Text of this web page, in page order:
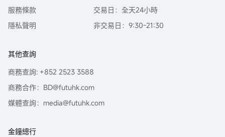
服務條款
隱私聲明
交易日：全天24小時
非交易日：9:30-21:30
其他查詢
商務查詢: +852 2523 3588
商務合作：BD@futuhk.com
媒體查詢：media@futuhk.com
金鐘總行